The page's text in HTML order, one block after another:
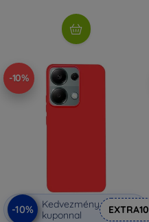
-10%
-10%
Kedvezmény
kuponnal
EXTRA10